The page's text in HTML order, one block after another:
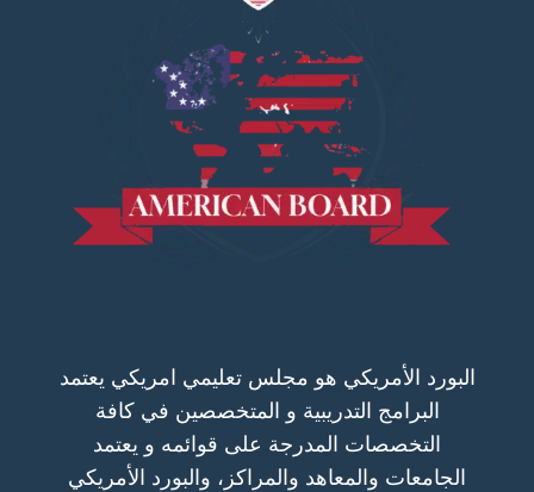
البورد الأمريكي هو مجلس تعليمي امريكي يعتمد
البرامج التدريبية و المتخصصين في كافة
التخصصات المدرجة على قوائمه و يعتمد
الجامعات والمعاهد والمراكز، والبورد الأمريكي